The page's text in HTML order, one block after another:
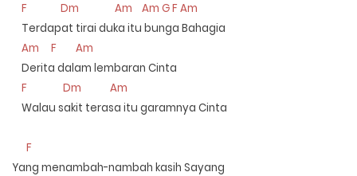
F
Dm Am
Am G F Am
Terdapat tirai duka itu bunga Bahagia
Am
F
Am
Derita dalam lembaran Cinta
F
Dm
Am
Walau sakit terasa itu garamnya Cinta
F
Yang menambah-nambah kasih Sayang